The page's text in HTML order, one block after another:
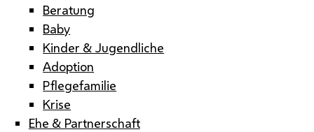
Beratung
Baby
Kinder & Jugendliche
Adoption
Pflegefamilie
Krise
Ehe & Partnerschaft